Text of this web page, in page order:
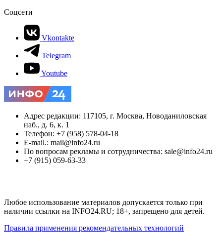
Соцсети
Vkontakte
Telegram
Youtube
Адрес редакции: 117105, г. Москва, Новоданиловская
наб., д. 6, к. 1
Телефон: +7 (958) 578-04-18
E-mail.: mail@info24.ru
По вопросам рекламы и сотрудничества: sale@info24.ru
+7 (915) 059-63-33
Любое использование материалов допускается только при
наличии ссылки на INFO24.RU; 18+, запрещено для детей.
Правила применения рекомендательных технологий